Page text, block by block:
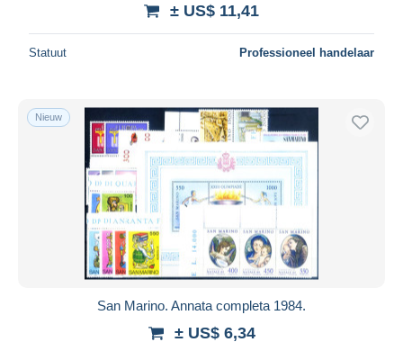
± US$ 11,41
Statuut Professioneel handelaar
Nieuw
San Marino. Annata completa 1984.
± US$ 6,34